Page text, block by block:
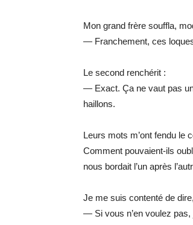
Mon grand frère souffla,
— Franchement, ces
Le second renchérit :
— Exact. Ça ne vaut pas un
haillons.
Leurs mots m’ont fendu le
Comment pouvaient-ils
nous bordait l’un après
Je me suis contenté de
— Si vous n’en voulez pas,